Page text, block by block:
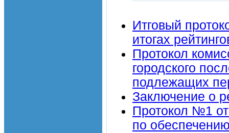
Итговый
итогах
Протокол
городского
подлежащих
Заключение о
Протокол №1
по